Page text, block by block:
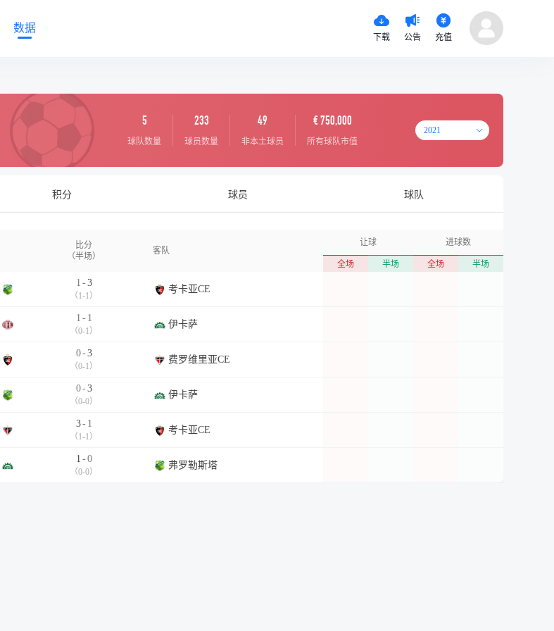
数据
下载 公告 充值
5
球队数量
233
球员数量
49
非本土球员
€ 750,000
所有球队市值
2021
积分 球员 球队
比分
（半场）
客队
让球
全场
半场
进球数
全场
半场
1 - 3
（1-1）
考卡亚CE
1 - 1
（0-1）
伊卡萨
0- 3
（0-1）
费罗维里亚CE
0- 3
（0-0）
伊卡萨
3- 1
（1-1）
考卡亚CE
1 - 0
（0-0）
弗罗勒斯塔